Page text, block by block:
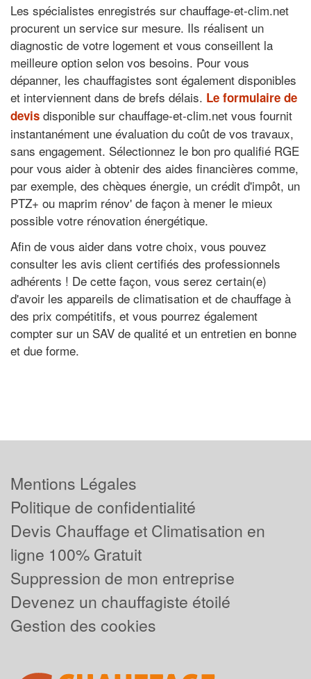
Les spécialistes enregistrés sur chauffage-et-clim.net
procurent un service sur mesure. Ils réalisent un
diagnostic de votre logement et vous conseillent la
meilleure option selon vos besoins. Pour vous
dépanner, les chauffagistes sont également disponibles
et interviennent dans de brefs délais. Le formulaire de
devis disponible sur chauffage-et-clim.net vous fournit
instantanément une évaluation du coût de vos travaux,
sans engagement. Sélectionnez le bon pro qualifié RGE
pour vous aider à obtenir des aides financières comme,
par exemple, des chèques énergie, un crédit d'impôt, un
PTZ+ ou maprim rénov' de façon à mener le mieux
possible votre rénovation énergétique.
Afin de vous aider dans votre choix, vous pouvez
consulter les avis client certifiés des professionnels
adhérents ! De cette façon, vous serez certain(e)
d'avoir les appareils de climatisation et de chauffage à
des prix compétitifs, et vous pourrez également
compter sur un SAV de qualité et un entretien en bonne
et due forme.
Mentions Légales
Politique de confidentialité
Devis Chauffage et Climatisation en
ligne 100% Gratuit
Suppression de mon entreprise
Devenez un chauffagiste étoilé
Gestion des cookies